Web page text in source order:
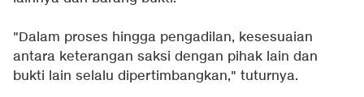
"Dalam proses hingga pengadilan, kesesuaian
antara keterangan saksi dengan pihak lain dan
bukti lain selalu dipertimbangkan," tuturnya.